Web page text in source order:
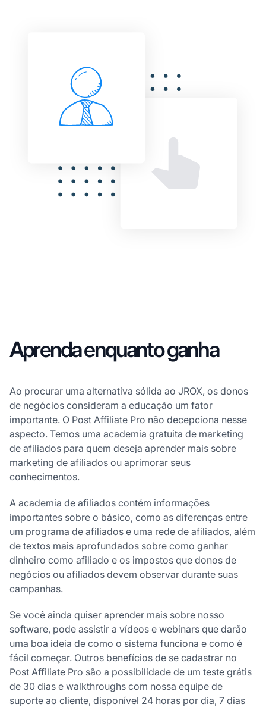
Aprenda enquanto ganha
Ao procurar uma alternativa sólida ao JROX, os donos
de negócios consideram a educação um fator
importante. O Post Affiliate Pro não decepciona nesse
aspecto. Temos uma academia gratuita de marketing
de afiliados para quem deseja aprender mais sobre
marketing de afiliados ou aprimorar seus
conhecimentos.
A academia de afiliados contém informações
importantes sobre o básico, como as diferenças entre
um programa de afiliados e uma rede de afiliados, além
de textos mais aprofundados sobre como ganhar
dinheiro como afiliado e os impostos que donos de
negócios ou afiliados devem observar durante suas
campanhas.
Se você ainda quiser aprender mais sobre nosso
software, pode assistir a vídeos e webinars que darão
uma boa ideia de como o sistema funciona e como é
fácil começar. Outros benefícios de se cadastrar no
Post Affiliate Pro são a possibilidade de um teste grátis
de 30 dias e walkthroughs com nossa equipe de
suporte ao cliente, disponível 24 horas por dia, 7 dias